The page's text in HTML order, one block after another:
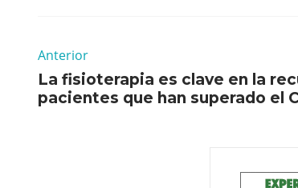
Anterior
La fisioterapia es clave en la
pacientes que han superado el